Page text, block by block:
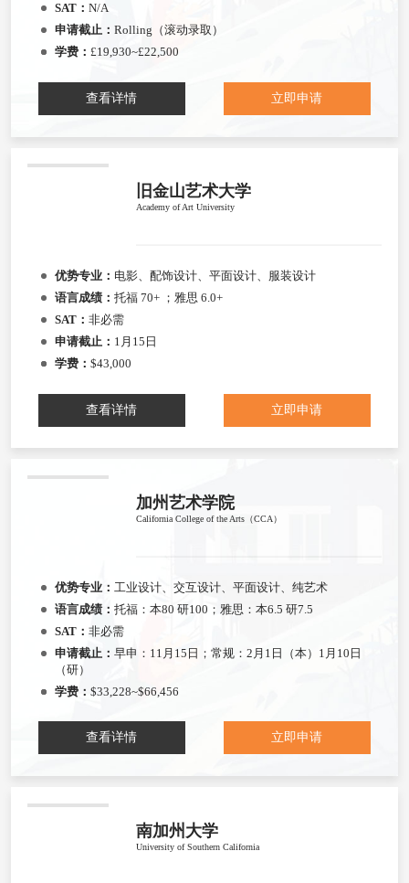
SAT： N/A
申请截止： Rolling（滚动录取）
学费： £19,930~£22,500
查看详情 立即申请
旧金山艺术大学
Academy of Art University
优势专业： 电影、配饰设计、平面设计、服装设计
语言成绩： 托福 70+ ；雅思 6.0+
SAT： 非必需
申请截止： 1月15日
学费： $43,000
查看详情 立即申请
加州艺术学院
California College of the Arts（CCA）
优势专业： 工业设计、交互设计、平面设计、纯艺术
语言成绩： 托福：本80 研100；雅思：本6.5 研7.5
SAT： 非必需
申请截止： 早申：11月15日；常规：2月1日（本）1月10日
（研）
学费： $33,228~$66,456
查看详情 立即申请
南加州大学
University of Southern California